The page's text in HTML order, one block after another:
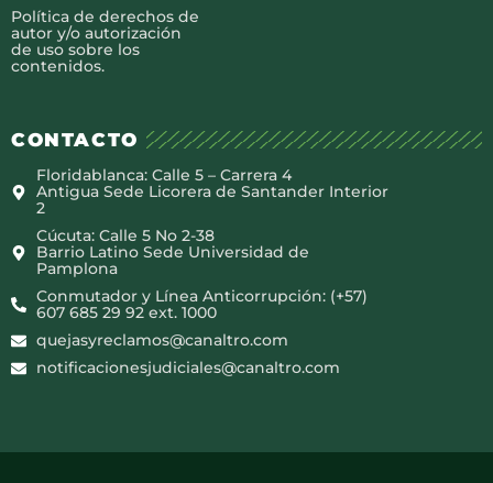
Política de derechos de
autor y/o autorización
de uso sobre los
contenidos.
CONTACTO
Floridablanca: Calle 5 – Carrera 4
Antigua Sede Licorera de Santander Interior
2
Cúcuta: Calle 5 No 2-38
Barrio Latino Sede Universidad de
Pamplona
Conmutador y Línea Anticorrupción: (+57)
607 685 29 92 ext. 1000
quejasyreclamos@canaltro.com
notificacionesjudiciales@canaltro.com